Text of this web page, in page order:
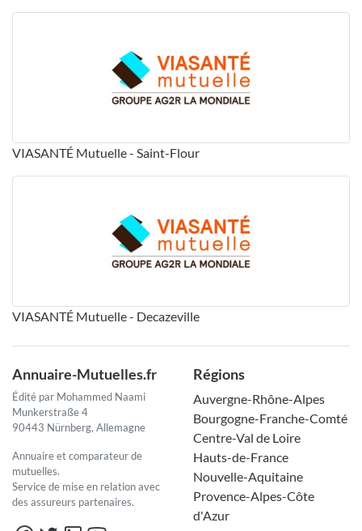
VIASANTÉ Mutuelle - Saint-Flour
VIASANTÉ Mutuelle - Decazeville
Annuaire-Mutuelles.fr
Édité par Mohammed Naami
Munkerstraße 4
90443 Nürnberg, Allemagne
Annuaire et comparateur de
mutuelles.
Service de mise en relation avec
des assureurs partenaires.
Régions
Auvergne-Rhône-Alpes
Bourgogne-Franche-Comté
Centre-Val de Loire
Hauts-de-France
Nouvelle-Aquitaine
Provence-Alpes-Côte
d'Azur